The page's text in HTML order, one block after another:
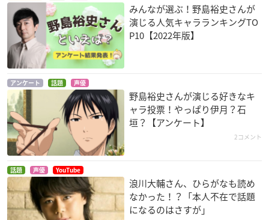
7SEEDS（第2期）
雪間ハル
7SEEDS
雪間ハル
みんなが選ぶ！野島裕史さんが
演じる人気キャラランキングTO
P10【2022年版】
アンケート 話題 声優
野島裕史さんが演じる好きなキ
ャラ投票！やっぱり伊月？石
垣？【アンケート】
2コメント
話題 声優 YouTube
浪川大輔さん、ひらがなも読め
なかった！？「本人不在で話題
になるのはさすが」